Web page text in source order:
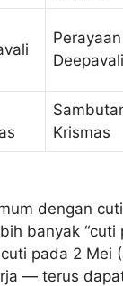
Perayaan
Deepavali
Krismas
dengan
banyak “cuti
pada 2 Mei
— terus